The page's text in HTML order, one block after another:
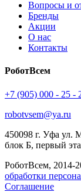
Вопросы и
Бренды
Акции
О нас
Контакты
РоботВсем
+7 (905) 000 - 25 -
robotvsem@ya.ru
450098 г. Уфа ул.
блок Б, первый
РоботВсем, 2014-
обработки
Соглашение